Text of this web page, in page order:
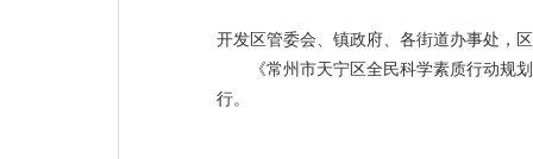
开发区管委会、镇政府、各街道办事处，
《常州市天宁区全民科学素质行动规
行。